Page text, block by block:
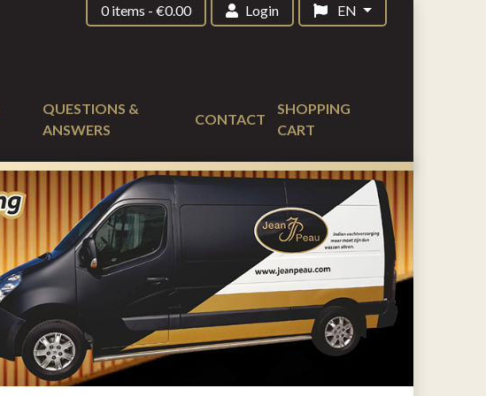
0 items -€0.00 Login EN
QUESTIONS &
ANSWERS
CONTACT
SHOPPING
CART